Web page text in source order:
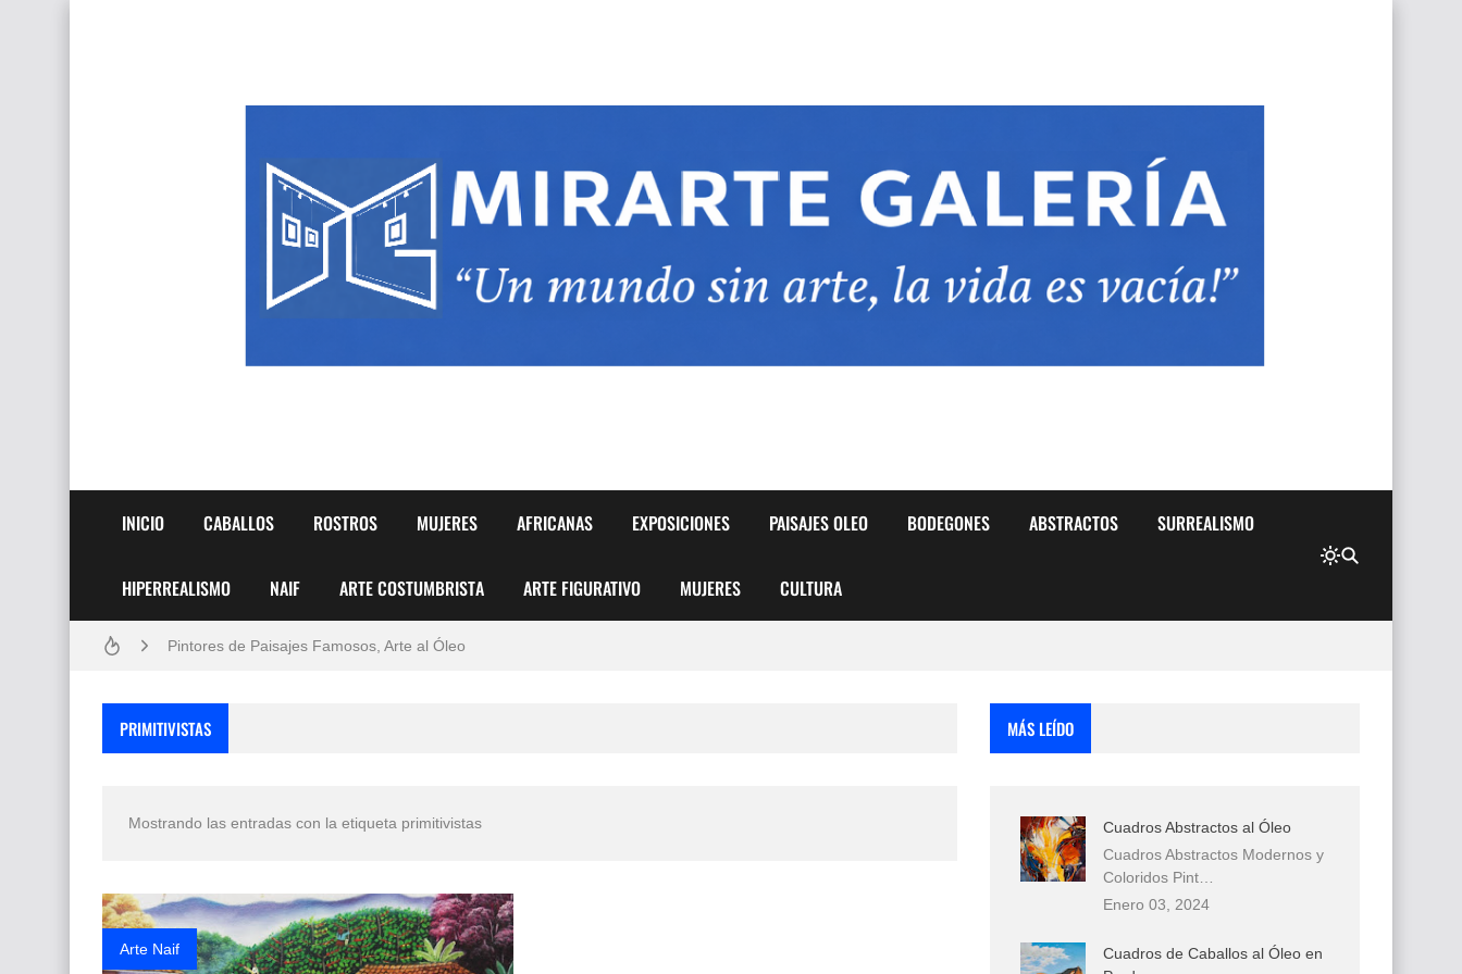
INICIO CABALLOS ROSTROS MUJERES AFRICANAS EXPOSICIONES PAISAJES OLEO BODEGONES ABSTRACTOS SURREALISMO
HIPERREALISMO NAIF ARTE COSTUMBRISTA ARTE FIGURATIVO MUJERES CULTURA
Frutas y Flores Para Colorear Imágenes
Pintores de Paisajes Famosos, Arte al Óleo
Rostros Bellos, La Perfección del Dibujo A Lápiz, Biryulina Vita
Fotos Artísticas de las Actrices de Hollywood Más Bellas del Mundo
PRIMITIVISTAS
Mostrando las entradas con la etiqueta primitivistas
Arte Naif
MÁS LEÍDO
Cuadros Abstractos al Óleo
Cuadros Abstractos Modernos y
Coloridos Pint…
Enero 03, 2024
Cuadros de Caballos al Óleo en